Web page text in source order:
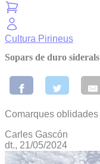
Cultura Pirineus
Sopars de duro siderals
Comarques oblidades
Carles Gascón
dt., 21/05/2024